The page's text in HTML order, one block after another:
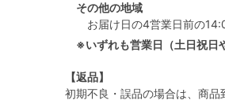
その他の地域
お届け日の4営業日前の
※いずれも営業日（土日祝日
【返品】
初期不良・誤品の場合は、商品